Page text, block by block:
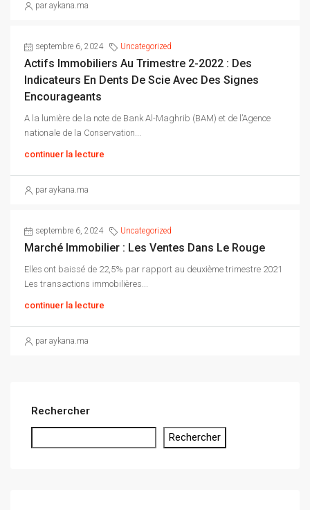
par aykana.ma
septembre 6, 2024 Uncategorized
Actifs Immobiliers Au Trimestre 2-2022 : Des
Indicateurs En Dents De Scie Avec Des Signes
Encourageants
A la lumière de la note de Bank Al-Maghrib (BAM) et de l’Agence
nationale de la Conservation...
continuer la lecture
par aykana.ma
septembre 6, 2024 Uncategorized
Marché Immobilier : Les Ventes Dans Le Rouge
Elles ont baissé de 22,5% par rapport au deuxième trimestre 2021
Les transactions immobilières...
continuer la lecture
par aykana.ma
Rechercher
Rechercher